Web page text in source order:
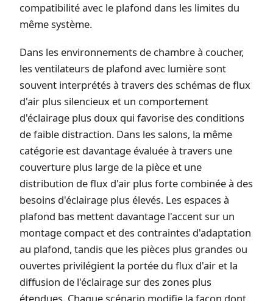
compatibilité avec le plafond dans les limites du
même système.
Dans les environnements de chambre à coucher,
les ventilateurs de plafond avec lumière sont
souvent interprétés à travers des schémas de flux
d'air plus silencieux et un comportement
d'éclairage plus doux qui favorise des conditions
de faible distraction. Dans les salons, la même
catégorie est davantage évaluée à travers une
couverture plus large de la pièce et une
distribution de flux d'air plus forte combinée à des
besoins d'éclairage plus élevés. Les espaces à
plafond bas mettent davantage l'accent sur un
montage compact et des contraintes d'adaptation
au plafond, tandis que les pièces plus grandes ou
ouvertes privilégient la portée du flux d'air et la
diffusion de l'éclairage sur des zones plus
étendues. Chaque scénario modifie la façon dont